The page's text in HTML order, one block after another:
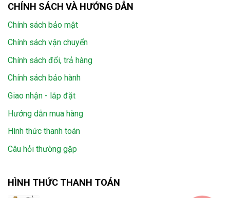
CHÍNH SÁCH VÀ HƯỚNG DẪN
Chính sách bảo mật
Chính sách vận chuyển
Chính sách đổi, trả hàng
Chính sách bảo hành
Giao nhận - lắp đặt
Hướng dẫn mua hàng
Hình thức thanh toán
Câu hỏi thường gặp
HÌNH THỨC THANH TOÁN